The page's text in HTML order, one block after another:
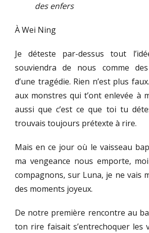
des enfers
À Wei Ning
Je déteste par-dessus tout
souviendra de nous comme
d’une tragédie. Rien n’est plus
aux monstres qui t’ont enlevée à
aussi que c’est ce que toi tu
trouvais toujours prétexte à rire.
Mais en ce jour où le vaisseau
ma vengeance nous emporte,
compagnons, sur Luna, je ne vais
des moments joyeux.
De notre première rencontre au
ton rire faisait s’entrechoquer les